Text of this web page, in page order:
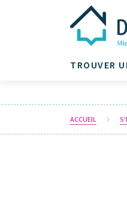
TROUVER
ACCUEIL